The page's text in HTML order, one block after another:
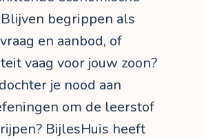
begrippen als
en aanbod, of
vaag voor jouw zoon?
je nood aan
om de leerstof
BijlesHuis heeft